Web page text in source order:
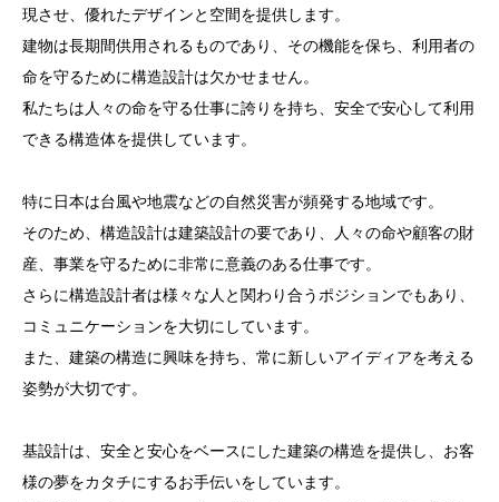
現させ、優れたデザインと空間を提供します。
建物は長期間供用されるものであり、その機能を保ち、利用者の
命を守るために構造設計は欠かせません。
私たちは人々の命を守る仕事に誇りを持ち、安全で安心して利用
できる構造体を提供しています。
特に日本は台風や地震などの自然災害が頻発する地域です。
そのため、構造設計は建築設計の要であり、人々の命や顧客の財
産、事業を守るために非常に意義のある仕事です。
さらに構造設計者は様々な人と関わり合うポジションでもあり、
コミュニケーションを大切にしています。
また、建築の構造に興味を持ち、常に新しいアイディアを考える
姿勢が大切です。
基設計は、安全と安心をベースにした建築の構造を提供し、お客
様の夢をカタチにするお手伝いをしています。